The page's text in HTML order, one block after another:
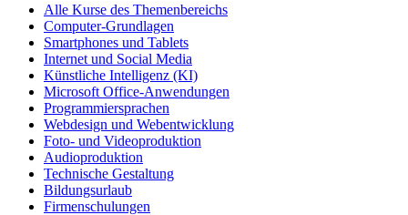
Alle Kurse des Themenbereichs
Computer-Grundlagen
Smartphones und Tablets
Internet und Social Media
Künstliche Intelligenz (KI)
Microsoft Office-Anwendungen
Programmiersprachen
Webdesign und Webentwicklung
Foto- und Videoproduktion
Audioproduktion
Technische Gestaltung
Bildungsurlaub
Firmenschulungen